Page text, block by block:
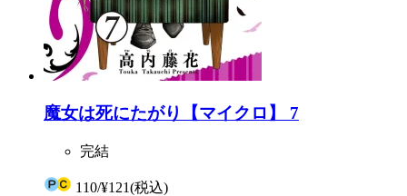
魔女は死にたがり【マイクロ】 7
完結
110/¥121(税込)